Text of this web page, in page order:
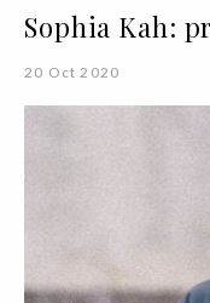
Sophia Kah:
20 Oct 2020